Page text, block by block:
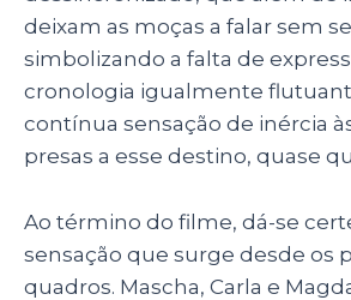
deixam as moças a falar sem
simbolizando a falta de
cronologia igualmente
contínua sensação de inércia
presas a esse destino, quase
Ao término do filme, dá-se
sensação que surge desde os
quadros. Mascha, Carla e